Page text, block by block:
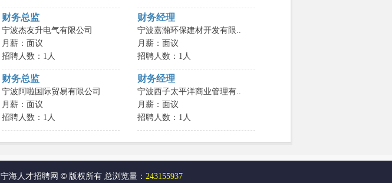
财务总监
宁波杰友升电气有限公司
月薪：面议
招聘人数：1人
财务经理
宁波嘉瀚环保建材开发有限..
月薪：面议
招聘人数：1人
财务总监
宁波阿啦国际贸易有限公司
月薪：面议
招聘人数：1人
财务经理
宁波西子太平洋商业管理有..
月薪：面议
招聘人数：1人
宁海人才招聘网 © 版权所有 总浏览量： 243155937